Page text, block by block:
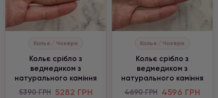
Кольє / Чокери
Кольє срібло з
ведмедиком з
натурального каміння
5390 ГРН 5282 ГРН
Кольє / Чокери
Кольє срібло з
ведмедиком з
натурального каміння
4690 ГРН 4596 ГРН